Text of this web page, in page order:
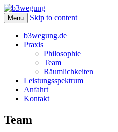
b3wegung
Raum für Gesundheit
Menu Skip to content
b3wegung.de
Praxis
Philosophie
Team
Räumlichkeiten
Leistungsspektrum
Anfahrt
Kontakt
Team